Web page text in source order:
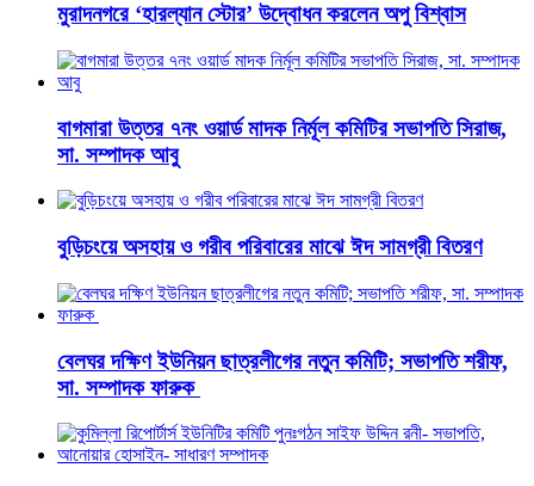
মুরাদনগরে ‘হারল্যান স্টোর’ উদ্বোধন করলেন অপু বিশ্বাস
বাগমারা উত্তর ৭নং ওয়ার্ড মাদক নির্মূল কমিটির সভাপতি সিরাজ,
সা. সম্পাদক আবু
বুড়িচংয়ে অসহায় ও গরীব পরিবারের মাঝে ঈদ সামগ্রী বিতরণ
বেলঘর দক্ষিণ ইউনিয়ন ছাত্রলীগের নতুন কমিটি; সভাপতি শরীফ,
সা. সম্পাদক ফারুক